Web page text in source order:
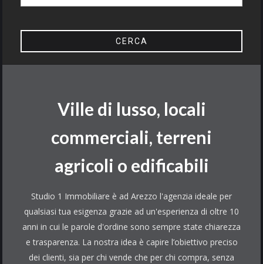
Ville di lusso, locali
commerciali, terreni
agricoli o edificabili
Studio 1 Immobiliare è ad Arezzo l'agenzia ideale per
qualsiasi tua esigenza grazie ad un'esperienza di oltre 10
anni in cui le parole d'ordine sono sempre state chiarezza
e trasparenza. La nostra idea è capire l’obiettivo preciso
dei clienti, sia per chi vende che per chi compra, senza